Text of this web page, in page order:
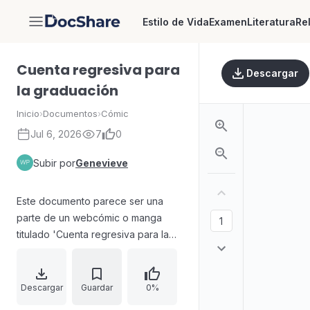
DocShare Estilo de VidaExamenLiteratura
Cuenta regresiva para
la graduación
Inicio›Documentos›Cómic
Jul 6, 2026 7 0
Subir porGenevieve
Este documento parece ser una
parte de un webcómic o manga
titulado 'Cuenta regresiva para la
imágenes muestran paneles de
conversación entre personajes y se
Descargar Guardar 0%
Descargar